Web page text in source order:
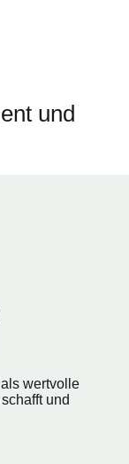
und
wertvolle
und